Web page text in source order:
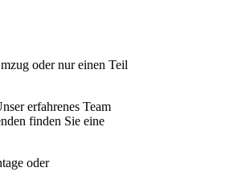
oder nur einen Teil
erfahrenes Team
finden Sie eine
oder